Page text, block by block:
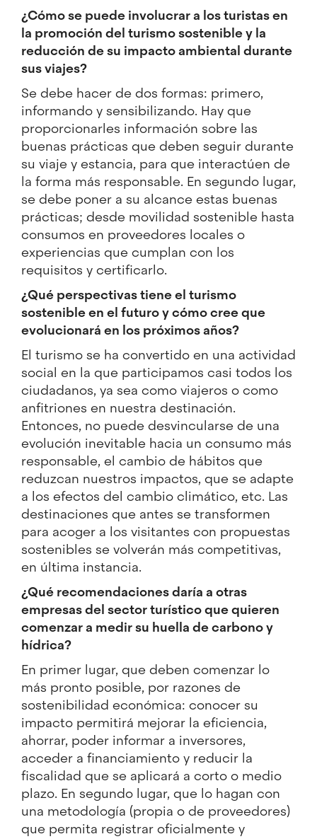
¿Cómo se puede involucrar a los turistas en
la promoción del turismo sostenible y la
reducción de su impacto ambiental durante
sus viajes?
Se debe hacer de dos formas: primero,
informando y sensibilizando. Hay que
proporcionarles información sobre las
buenas prácticas que deben seguir durante
su viaje y estancia, para que interactúen de
la forma más responsable. En segundo lugar,
se debe poner a su alcance estas buenas
prácticas; desde movilidad sostenible hasta
consumos en proveedores locales o
experiencias que cumplan con los
requisitos y certificarlo.
¿Qué perspectivas tiene el turismo
sostenible en el futuro y cómo cree que
evolucionará en los próximos años?
El turismo se ha convertido en una actividad
social en la que participamos casi todos los
ciudadanos, ya sea como viajeros o como
anfitriones en nuestra destinación.
Entonces, no puede desvincularse de una
evolución inevitable hacia un consumo más
responsable, el cambio de hábitos que
reduzcan nuestros impactos, que se adapte
a los efectos del cambio climático, etc. Las
destinaciones que antes se transformen
para acoger a los visitantes con propuestas
sostenibles se volverán más competitivas,
en última instancia.
¿Qué recomendaciones daría a otras
empresas del sector turístico que quieren
comenzar a medir su huella de carbono y
hídrica?
En primer lugar, que deben comenzar lo
más pronto posible, por razones de
sostenibilidad económica: conocer su
impacto permitirá mejorar la eficiencia,
ahorrar, poder informar a inversores,
acceder a financiamiento y reducir la
fiscalidad que se aplicará a corto o medio
plazo. En segundo lugar, que lo hagan con
una metodología (propia o de proveedores)
que permita registrar oficialmente y